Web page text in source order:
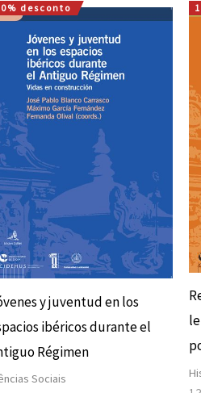
desconto
y juventud en los
ibéricos durante el
Régimen
Sociais
O
original
era:
12,00 €.
O
atual
é:
10,80 €.